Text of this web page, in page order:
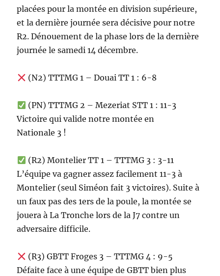
placées pour la montée en division supérieure,
et la dernière journée sera décisive pour notre
R2. Dénouement de la phase lors de la dernière
journée le samedi 14 décembre.
(N2) TTTMG 1 – Douai TT 1 : 6-8
(PN) TTTMG 2 – Mezeriat STT 1 : 11-3
Victoire qui valide notre montée en
Nationale 3 !
(R2) Montelier TT 1 – TTTMG 3 : 3-11
L’équipe va gagner assez facilement 11-3 à
Montelier (seul Siméon fait 3 victoires). Suite à
un faux pas des 1ers de la poule, la montée se
jouera à La Tronche lors de la J7 contre un
adversaire difficile.
(R3) GBTT Froges 3 – TTTMG 4 : 9-5
Défaite face à une équipe de GBTT bien plus